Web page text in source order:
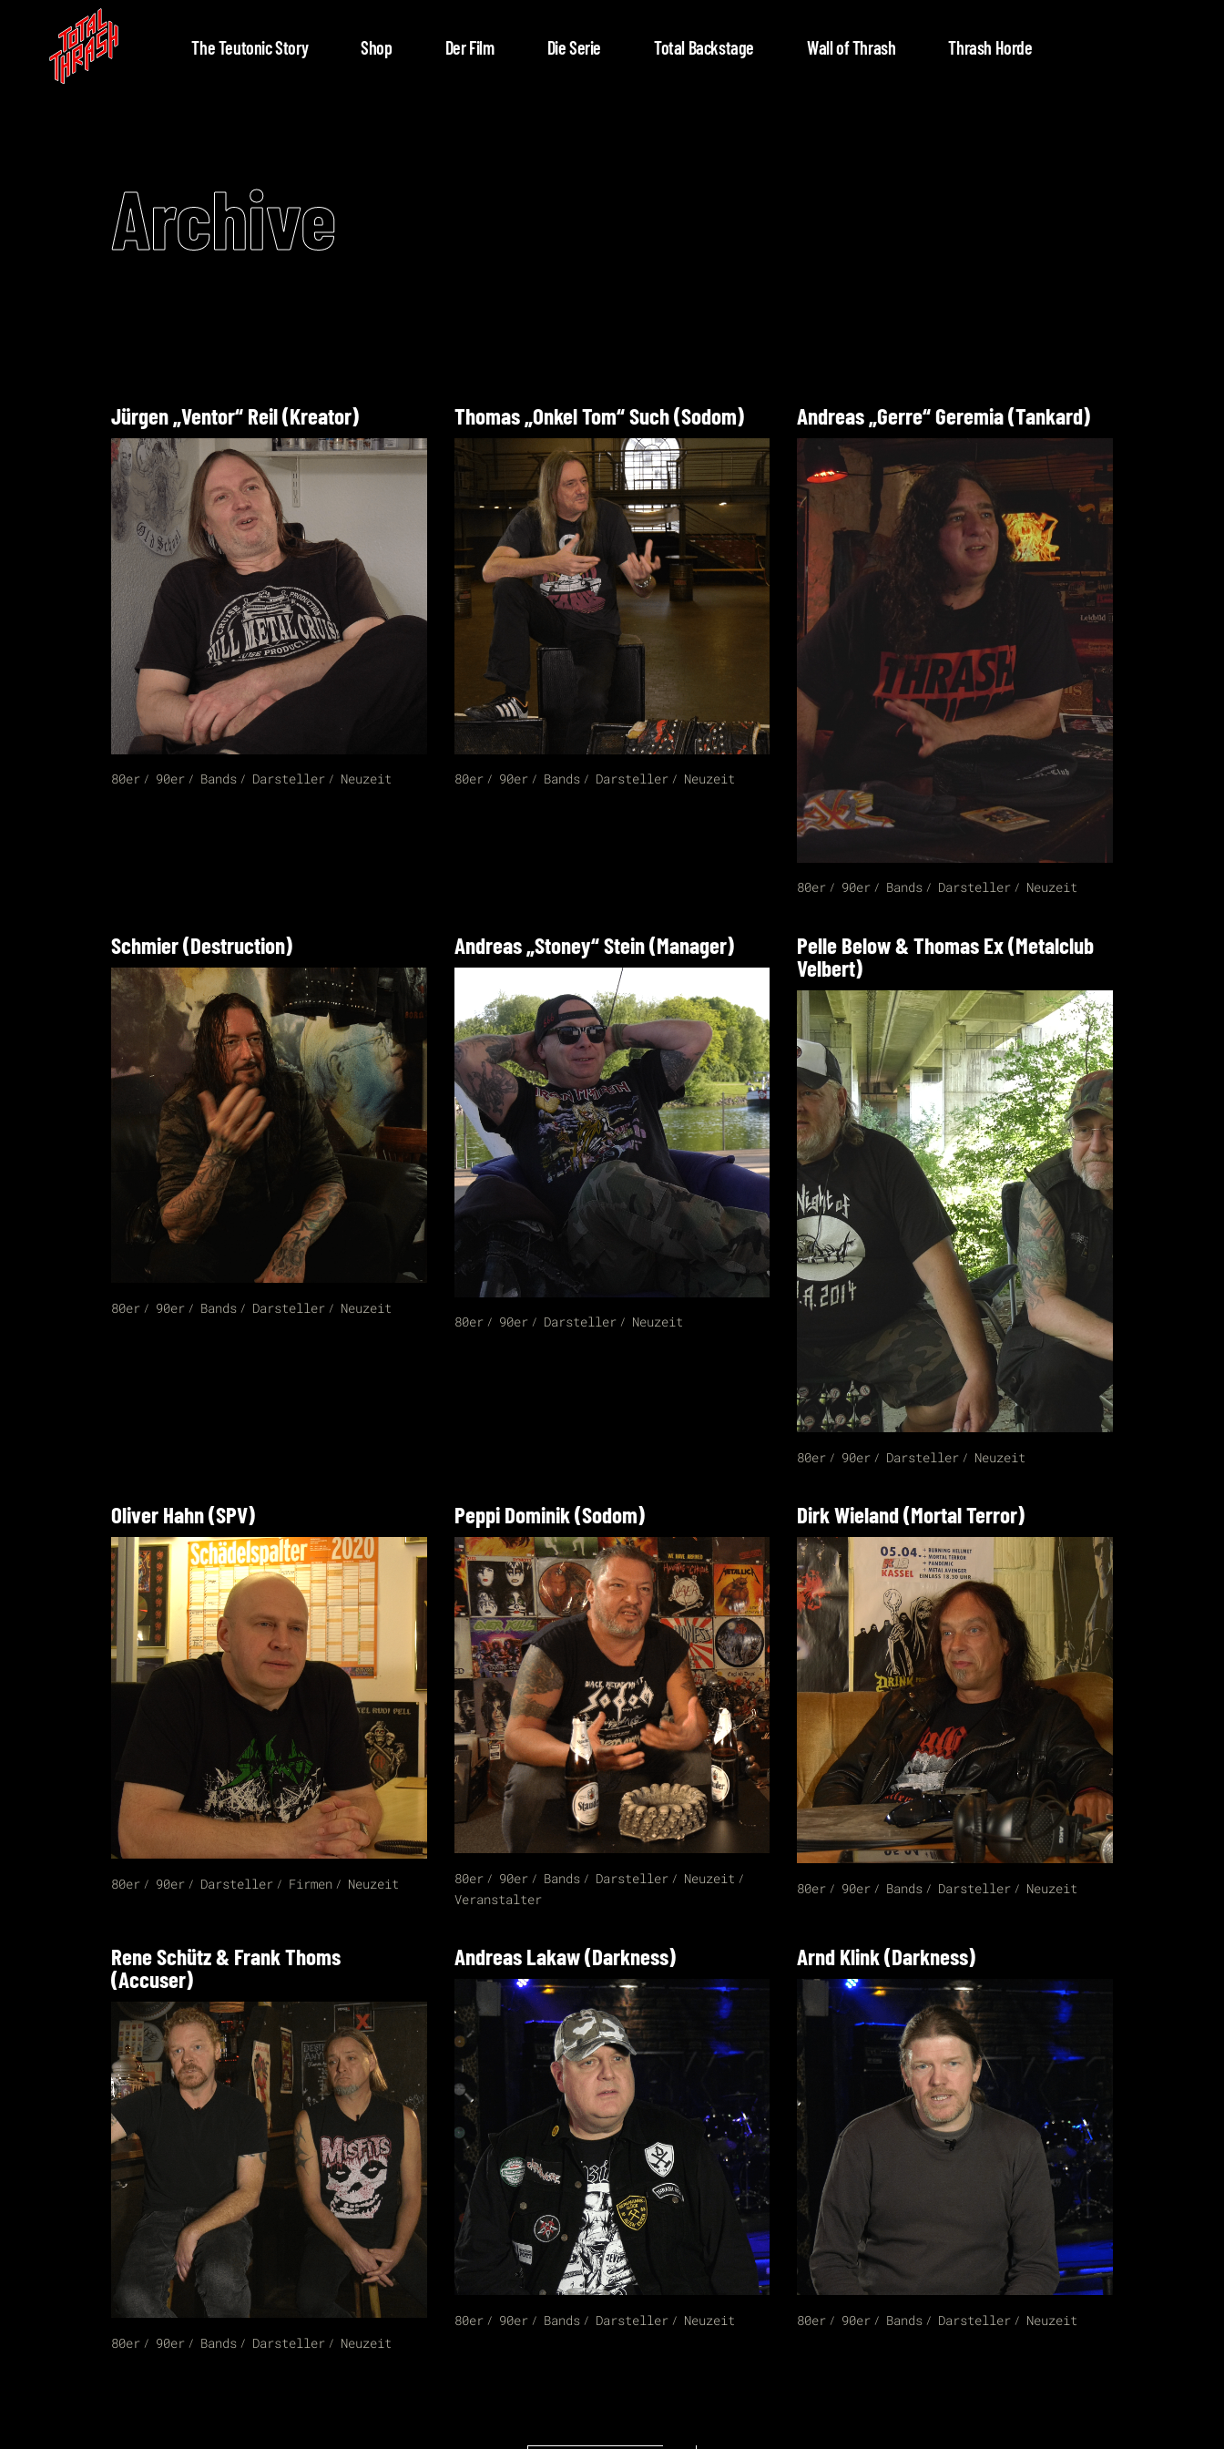
The Teutonic Story Shop Der Film Die Serie Total Backstage Wall of Thrash Thrash Horde
Archive
Jürgen „Ventor“ Reil (Kreator)
80er 90er Bands Darsteller Neuzeit
Thomas „Onkel Tom“ Such (Sodom)
80er 90er Bands Darsteller Neuzeit
Andreas „Gerre“ Geremia (Tankard)
80er 90er Bands Darsteller Neuzeit
Schmier (Destruction)
80er 90er Bands Darsteller Neuzeit
Andreas „Stoney“ Stein (Manager)
80er 90er Darsteller Neuzeit
Pelle Below & Thomas Ex (Metalclub
Velbert)
80er 90er Darsteller Neuzeit
Oliver Hahn (SPV)
80er 90er Darsteller Firmen Neuzeit
Peppi Dominik (Sodom)
80er 90er Bands Darsteller
Neuzeit
Veranstalter
Dirk Wieland (Mortal Terror)
80er 90er Bands Darsteller Neuzeit
Rene Schütz & Frank Thoms
(Accuser)
80er 90er Bands Darsteller Neuzeit
Andreas Lakaw (Darkness)
80er 90er Bands Darsteller Neuzeit
Arnd Klink (Darkness)
80er 90er Bands Darsteller Neuzeit